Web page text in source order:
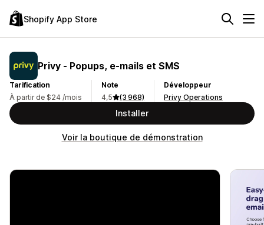
Shopify App Store
Privy ‑ Popups, e‑mails et SMS
Tarification
À partir de $24 /mois
Note
4,5
(3 968)
Développeur
Privy Operations
Installer
Voir la boutique de démonstration